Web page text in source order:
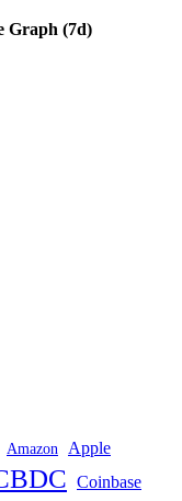
Graph (7d)
Amazon Apple
Coinbase